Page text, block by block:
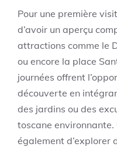
Pour une première
d’avoir un aperçu
attractions comme le
ou encore la place
journées offrent
découverte en
des jardins ou des
toscane
également d’explorer